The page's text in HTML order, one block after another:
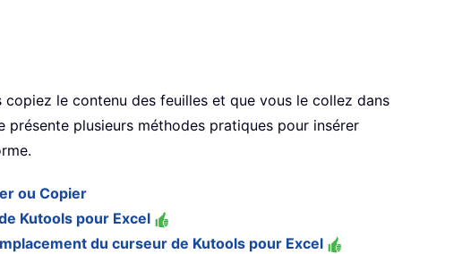
le contenu des feuilles et que vous le collez dans
plusieurs méthodes pratiques pour insérer
ou Copier
Kutools pour Excel
du curseur de Kutools pour Excel